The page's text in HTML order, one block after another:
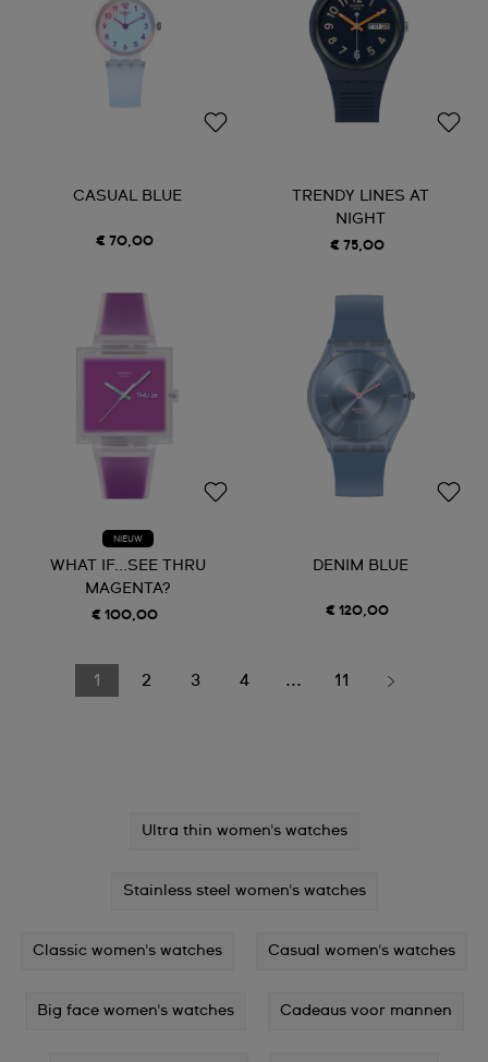
CASUAL BLUE
€ 70,00
TRENDY LINES AT
NIGHT
€ 75,00
NIEUW
WHAT IF...SEE THRU
MAGENTA?
€ 100,00
DENIM BLUE
€ 120,00
1 2 3 4 ... 11
Ultra thin women's watches
Stainless steel women's watches
Classic women's watches Casual women's watches
Big face women's watches Cadeaus voor mannen